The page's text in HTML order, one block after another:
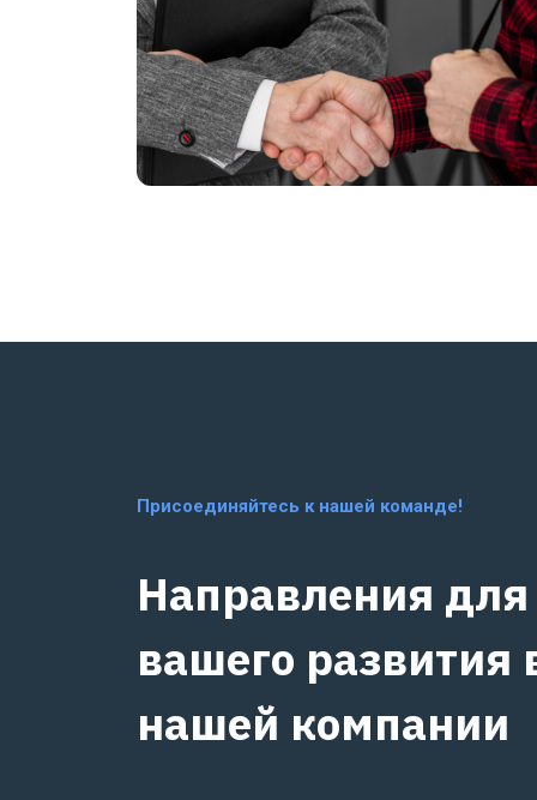
Присоединяйтесь к нашей команде!
Направления для
вашего развития
нашей компании